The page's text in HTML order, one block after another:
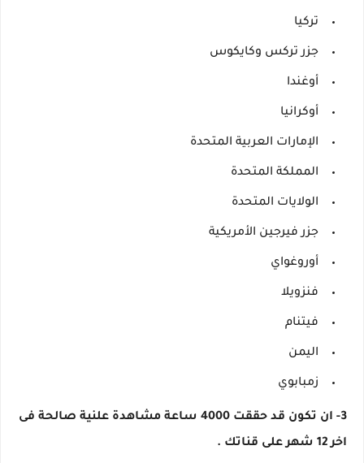
تركيا
جزر تركس وكايكوس
أوغندا
أوكرانيا
الإمارات العربية المتحدة
المملكة المتحدة
الولايات المتحدة
جزر فيرجين الأمريكية
أوروغواي
فنزويلا
فيتنام
اليمن
زمبابوي
3- ان تكون قد حققت 4000 ساعة مشاهدة علنية صالحة فى
اخر 12 شهر على قناتك .